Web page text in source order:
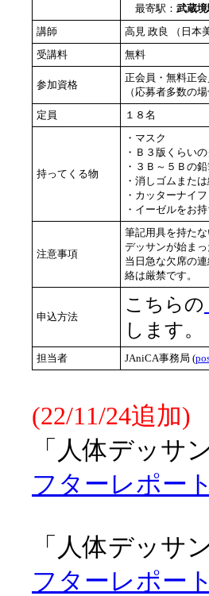
最寄駅： 武蔵
講師
高見 政良 （日
受講料
無料
参加資格
正会員・無料正
（応募者多数の
定員
１８名
持ってくる物
・マスク
・Ｂ３版くらい
・３Ｂ～５Ｂの
・消しゴムまた
・カッターナイフ
・イーゼルをお
注意事項
筆記用具を持た
デッサンが始ま
当日急な欠席の
絡は厳禁です。
申込方法
こちらの
します。
担当者 JAniCA事務局 (
(22/11/24追加)
「人体デッサ
フターレポー
「人体デッサ
フターレポー